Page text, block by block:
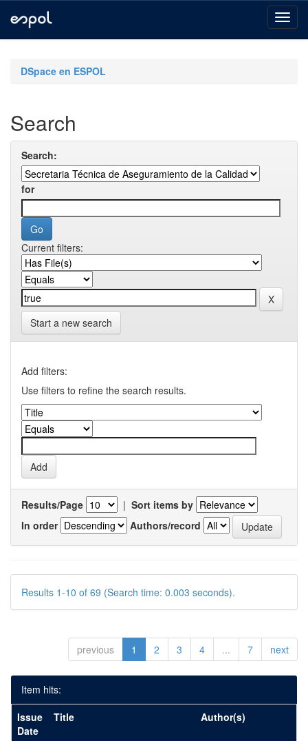
navigationDSpace en ESPOL
Search
Search:
for
Current filters:
Start a new search
Add filters:
Use filters to refine the search results.
Results/Page | Sort items by
In order
Authors/record
Results 1-10 of 69 (Search time: 0.003 seconds).
previous 1 2 3 4 ... 7 next
Item hits:
Issue
Date
Title Author(s)